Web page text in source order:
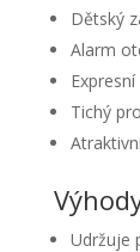
Dětský
Alarm
Tichý
Udržuje